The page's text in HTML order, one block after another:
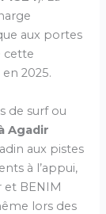
aux portes
cette
2025.
de surf ou
Agadir
aux pistes
à l’appui,
et BENIM
lors des